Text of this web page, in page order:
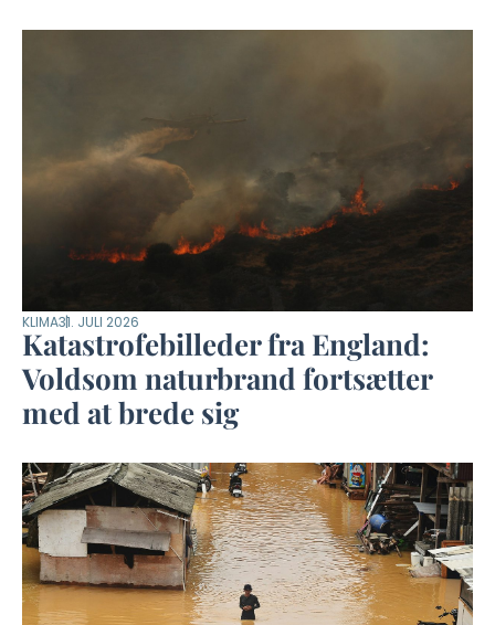
KLIMA31. JULI 2026
Katastrofebilleder fra England:
Voldsom naturbrand fortsætter
med at brede sig